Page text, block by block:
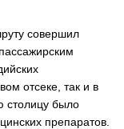
совершил
отсеке, так и в
столицу было
препаратов.